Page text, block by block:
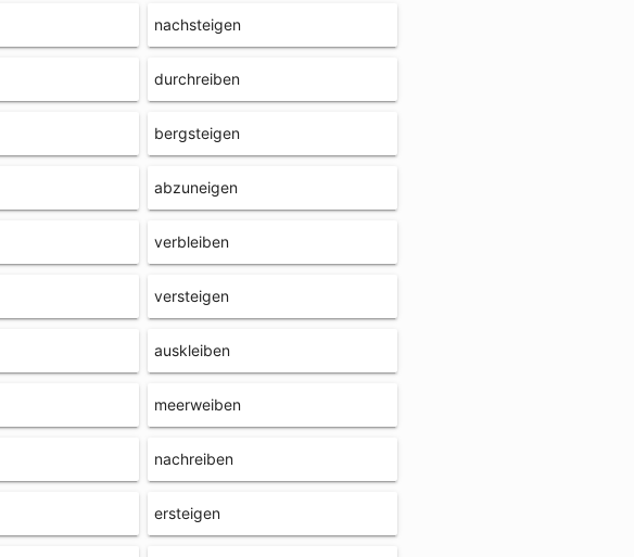
nachsteigen
durchreiben
bergsteigen
abzuneigen
verbleiben
versteigen
auskleiben
meerweiben
nachreiben
ersteigen